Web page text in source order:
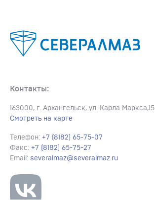
Контакты:
163000, г. Архангельск, ул. Карла Маркса,15
Смотреть на карте
Телефон: +7 (8182) 65-75-07
Факс: +7 (8182) 65-75-27
Email: severalmaz@severalmaz.ru